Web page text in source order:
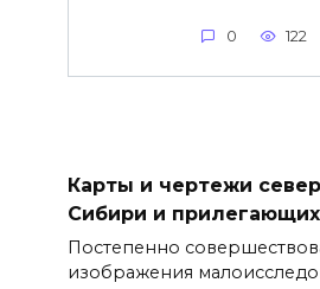
0 122
Карты и чертежи
Сибири и
Постепенно
изображения